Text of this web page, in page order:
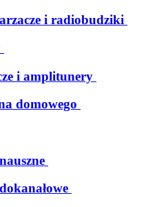
i radiobudziki
i amplitunery
domowego